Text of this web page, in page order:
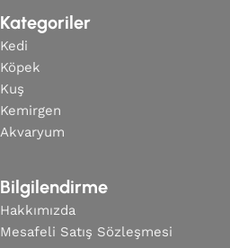
Kategoriler
Kedi
Köpek
Kuş
Kemirgen
Akvaryum
Bilgilendirme
Hakkımızda
Mesafeli Satış Sözleşmesi